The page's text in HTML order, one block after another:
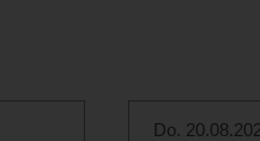
Do.